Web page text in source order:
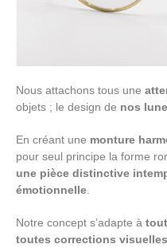
Nous attachons tous une
objets ; le design de nos
En créant une monture
pour seul principe la forme
une pièce distinctive
émotionnelle.
Notre concept s’adapte à
toutes corrections visuelles